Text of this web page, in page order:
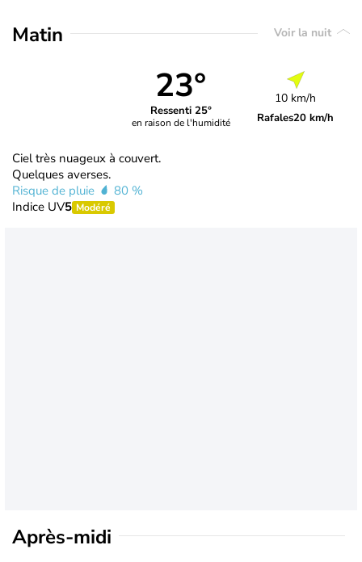
Matin Voir la nuit
23°
Ressenti 25°
en raison de l'humidité
10 km/h
Rafales20 km/h
Ciel très nuageux à couvert.
Quelques averses.
Risque de pluie
80 %
Indice UV5 Modéré
Après-midi